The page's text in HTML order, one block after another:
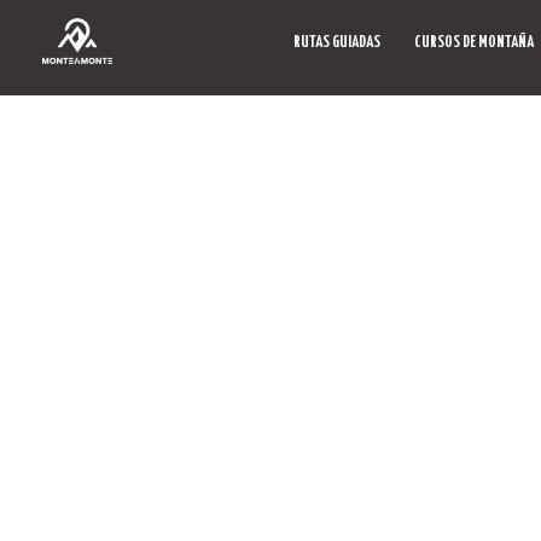
RUTAS GUIADAS CURSOS DE MONTAÑA